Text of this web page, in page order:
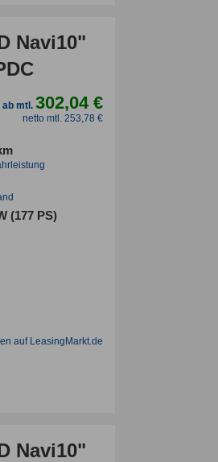
Navi10"
ab mtl.302,04 €
netto mtl. 253,78 €
(177 PS)
auf LeasingMarkt.de
Navi10"